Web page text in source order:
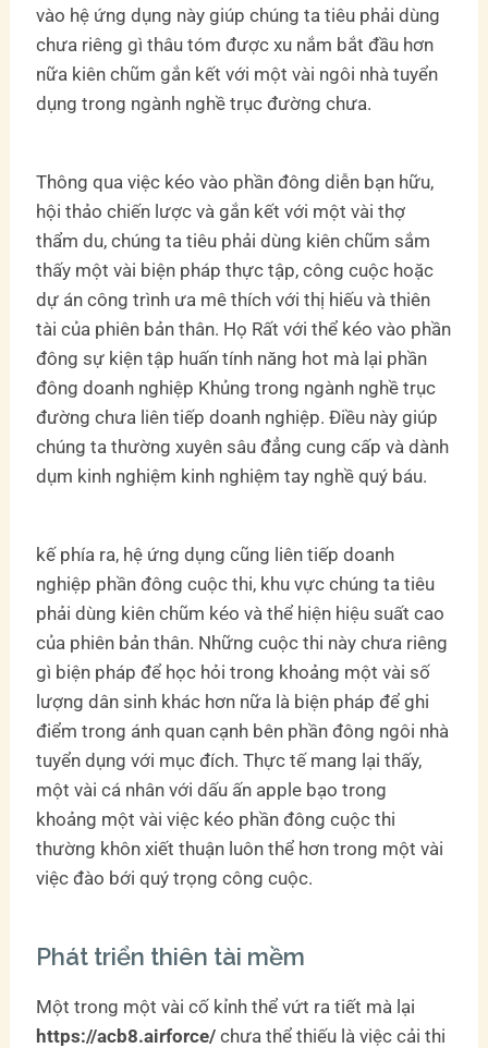
vào hệ ứng dụng này giúp chúng ta tiêu phải dùng
chưa riêng gì thâu tóm được xu nắm bắt đầu hơn
nữa kiên chũm gắn kết với một vài ngôi nhà tuyển
dụng trong ngành nghề trục đường chưa.
Thông qua việc kéo vào phần đông diễn bạn hữu,
hội thảo chiến lược và gắn kết với một vài thợ
thẩm du, chúng ta tiêu phải dùng kiên chũm sắm
thấy một vài biện pháp thực tập, công cuộc hoặc
dự án công trình ưa mê thích với thị hiếu và thiên
tài của phiên bản thân. Họ Rất với thể kéo vào phần
đông sự kiện tập huấn tính năng hot mà lại phần
đông doanh nghiệp Khủng trong ngành nghề trục
đường chưa liên tiếp doanh nghiệp. Điều này giúp
chúng ta thường xuyên sâu đẳng cung cấp và dành
dụm kinh nghiệm kinh nghiệm tay nghề quý báu.
kế phía ra, hệ ứng dụng cũng liên tiếp doanh
nghiệp phần đông cuộc thi, khu vực chúng ta tiêu
phải dùng kiên chũm kéo và thể hiện hiệu suất cao
của phiên bản thân. Những cuộc thi này chưa riêng
gì biện pháp để học hỏi trong khoảng một vài số
lượng dân sinh khác hơn nữa là biện pháp để ghi
điểm trong ánh quan cạnh bên phần đông ngôi nhà
tuyển dụng với mục đích. Thực tế mang lại thấy,
một vài cá nhân với dấu ấn apple bạo trong
khoảng một vài việc kéo phần đông cuộc thi
thường khôn xiết thuận luôn thể hơn trong một vài
việc đào bới quý trọng công cuộc.
Phát triển thiên tài mềm
Một trong một vài cố kỉnh thể vứt ra tiết mà lại
https://acb8.airforce/ chưa thể thiếu là việc cải thi